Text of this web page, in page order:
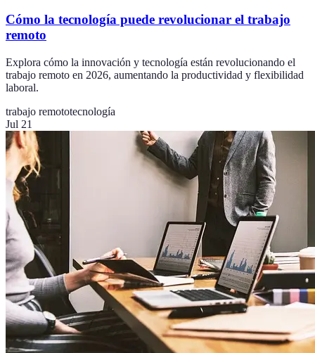
Cómo la tecnología puede revolucionar el trabajo
remoto
Explora cómo la innovación y tecnología están revolucionando el
trabajo remoto en 2026, aumentando la productividad y flexibilidad
laboral.
trabajo remototecnología
Jul 21